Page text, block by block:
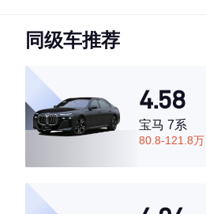
·空间表现一般，低于55%同级车
同级车推荐
4.58
宝马 7系
80.8-121.8万